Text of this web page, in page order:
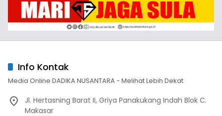
Info Kontak
Media Online DADIKA NUSANTARA - Melihat Lebih Dekat
Jl. Hertasning Barat II, Griya Panakukang Indah Blok C.
Makasar